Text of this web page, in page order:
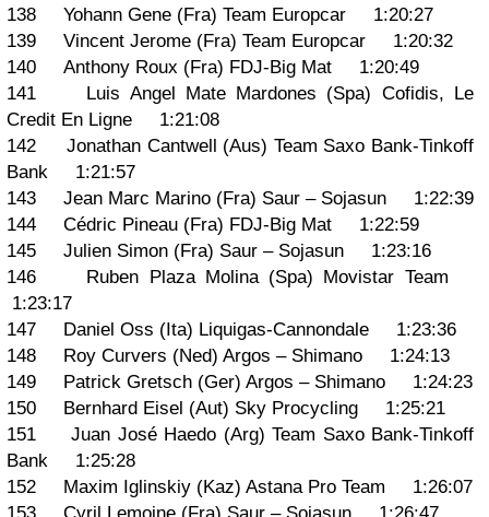
138 Yohann Gene (Fra) Team Europcar 1:20:27
139 Vincent Jerome (Fra) Team Europcar 1:20:32
140 Anthony Roux (Fra) FDJ-Big Mat 1:20:49
141 Luis Angel Mate Mardones (Spa) Cofidis, Le
Credit En Ligne 1:21:08
142 Jonathan Cantwell (Aus) Team Saxo Bank-Tinkoff
Bank 1:21:57
143 Jean Marc Marino (Fra) Saur – Sojasun 1:22:39
144 Cédric Pineau (Fra) FDJ-Big Mat 1:22:59
145 Julien Simon (Fra) Saur – Sojasun 1:23:16
146 Ruben Plaza Molina (Spa) Movistar Team
1:23:17
147 Daniel Oss (Ita) Liquigas-Cannondale 1:23:36
148 Roy Curvers (Ned) Argos – Shimano 1:24:13
149 Patrick Gretsch (Ger) Argos – Shimano 1:24:23
150 Bernhard Eisel (Aut) Sky Procycling 1:25:21
151 Juan José Haedo (Arg) Team Saxo Bank-Tinkoff
Bank 1:25:28
152 Maxim Iglinskiy (Kaz) Astana Pro Team 1:26:07